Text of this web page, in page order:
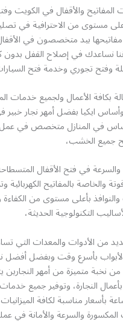
والأقفال في الكويت
أعلى مستوى من الاحترافية في
بيد متخصصون في
أننا نساعدك في إصلاح القفل
تجوري وخدمة فتح السيارات
بكافة الأعمال ولجميع خدمات
ايكيا بفضل أمهر نجار
في المنازل متخصص في عمل
جميع الخشب،
في فتح الأقفال المتسطاحة
والخاصة بالمفاتيح الكهربائية
بأعلى مستوى من
التكنولوجية الحديثة،
من الأدوات والمعدات التي
بأسرع وقت وبفضل أفضل
نخبة متميزة من أمهر
النجارة، وتوفير جميع
على مدار 24 ساعة بأسعار مناسبة لكافة
المكسورة والسرعة والأمانة في